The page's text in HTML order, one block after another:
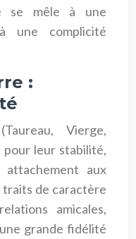
se mêle à une
une complicité
:
Vierge,
leur stabilité,
aux
de caractère
amicales,
grande fidélité